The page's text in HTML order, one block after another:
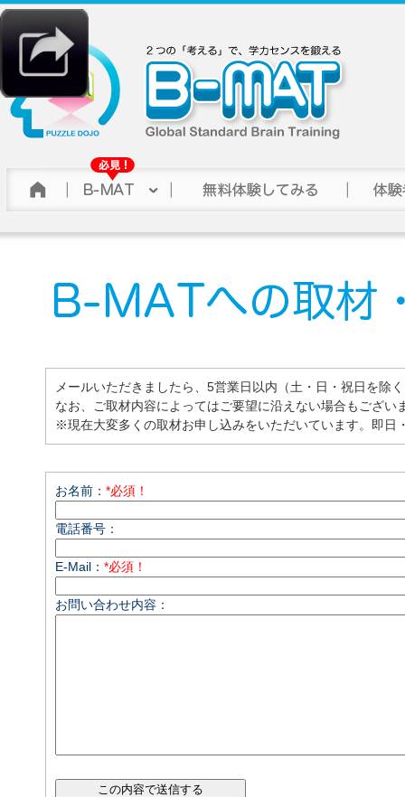
メールいただきましたら、5営業日以内（土・日・祝日を除
なお、ご取材内容によってはご要望に沿えない場合もござい
※現在大変多くの取材お申し込みをいただいています。即日
お名前： *必須！
電話番号：
E-Mail： *必須！
お問い合わせ内容：